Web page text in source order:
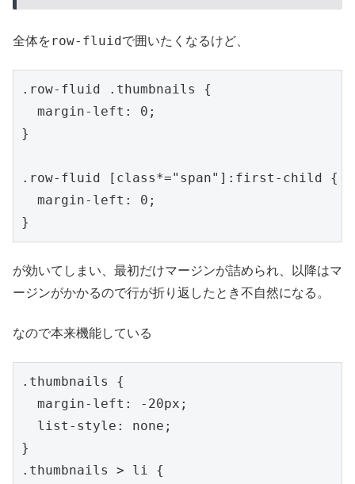
全体をrow-fluidで囲いたくなるけど、
.row-fluid .thumbnails {
  margin-left: 0;
}
.row-fluid [class*="span"]:first-child {
  margin-left: 0;
が効いてしまい、最初だけマージンが詰められ、以降はマ
ージンがかかるので行が折り返したとき不自然になる。
なので本来機能している
.thumbnails {
  margin-left: -20px;
  list-style: none;
}
.thumbnails > li {